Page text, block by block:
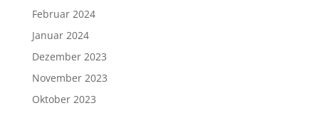
Februar 2024
Januar 2024
Dezember 2023
November 2023
Oktober 2023